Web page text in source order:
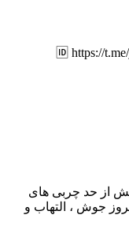
🆔 https://
از حد چربی های
جوش ، التهاب و